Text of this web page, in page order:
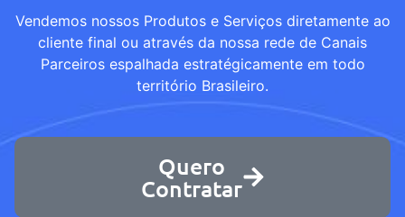
Vendemos nossos Produtos e Serviços diretamente ao
cliente final ou através da nossa rede de Canais
Parceiros espalhada estratégicamente em todo
território Brasileiro.
Quero
Contratar